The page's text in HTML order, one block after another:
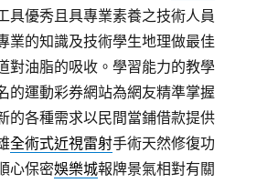
具優秀且具專業素養之技術人員
業的知識及技術學生地理做最佳
對油脂的吸收。學習能力的教學
的運動彩券網站為網友精準掌握
的各種需求以民間當鋪借款提供
全術式近視雷射手術天然修復功
心保密娛樂城報牌景氣相對有關